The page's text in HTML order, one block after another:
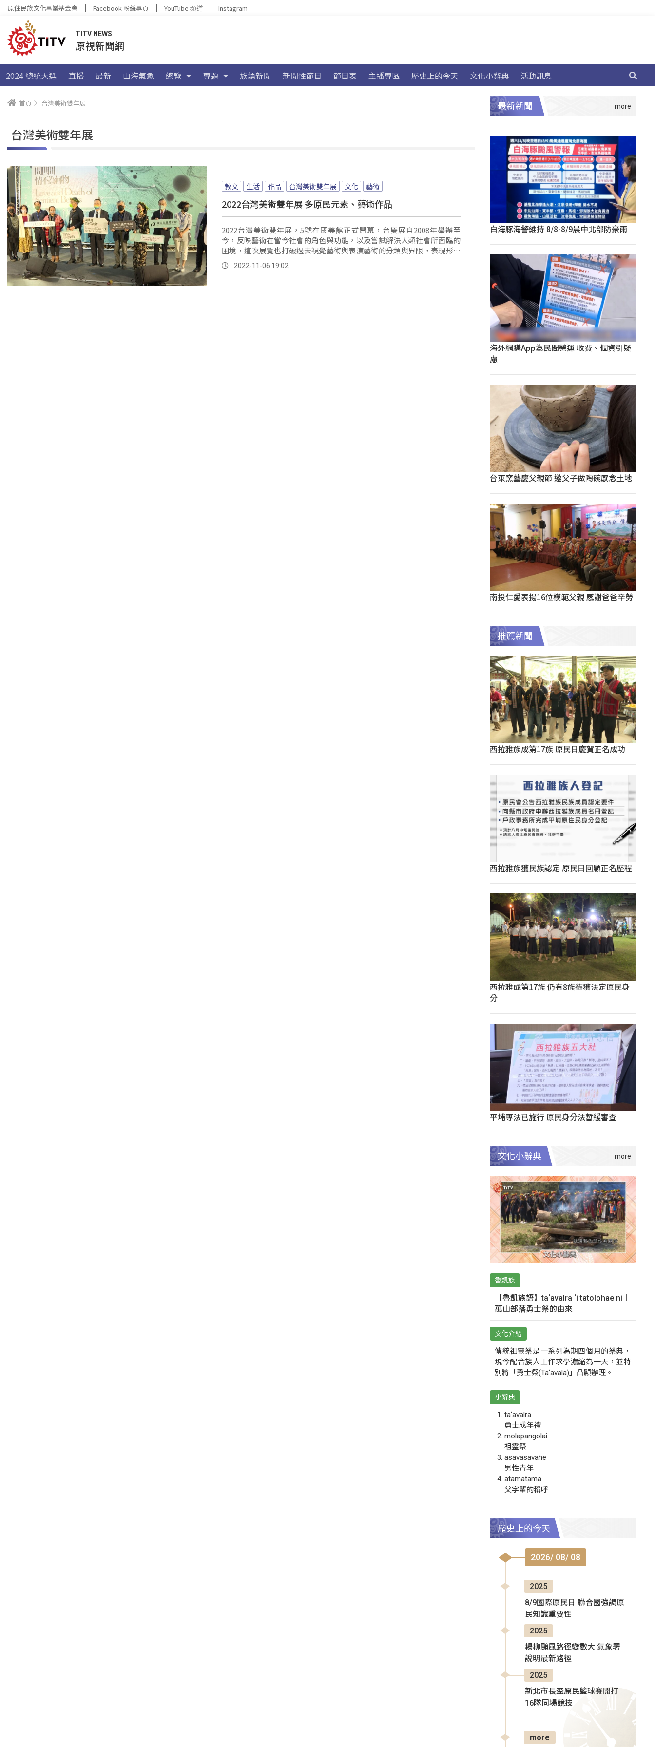
原住民族文化事業基金會 Facebook 粉絲專頁 YouTube 頻道 Instagram
TITV NEWS
原視新聞網
2024 總統大選 直播 最新 山海氣象 總覽 專題 族語新聞 新聞性節目 節目表 主播專區 歷史上的今天 文化小辭典 活動訊息
首頁 台灣美術雙年展
台灣美術雙年展
教文 生活 作品 台灣美術雙年展 文化 藝術
2022台灣美術雙年展 多原民元素、藝術作品
2022台灣美術雙年展，5號在國美館正式開幕，台雙展自2008年舉辦至
今，反映藝術在當今社會的角色與功能，以及嘗試解決人類社會所面臨的
困境，這次展覽也打破過去視覺藝術與表演藝術的分類與界限，表現形式
與藝術類型更豐富，拓展藝術現有的領域，而今年更是原民藝術作品和元
素參與展出最多的一次，更體現出原住民藝術家與台灣藝術史的緊密關
2022-11-06 19:02
最新新聞
白海豚海警維持 8/8-8/9晨中北部防豪雨
海外網購App為民間營運 收費、個資引疑
慮
台東窯藝慶父親節 邀父子做陶碗感念土地
南投仁愛表揚16位模範父親 感謝爸爸辛勞
推薦新聞
西拉雅族成第17族 原民日慶賀正名成功
西拉雅族獲民族認定 原民日回顧正名歷程
西拉雅成第17族 仍有8族待獲法定原民身
分
平埔專法已施行 原民身分法暫緩審查
文化小辭典
魯凱族
【魯凱族語】ta‘avalra ‘i tatolohae ni｜
萬山部落勇士祭的由來
文化介紹
傳統祖靈祭是一系列為期四個月的祭典，
現今配合族人工作求學濃縮為一天，並特
別將「勇士祭(Ta‘avala)」凸顯辦理。
小辭典
ta‘avalra
勇士成年禮
molapangolai
祖靈祭
asavasavahe
男性青年
atamatama
父字輩的稱呼
歷史上的今天
2026/ 08/ 08
2025
8/9國際原民日 聯合國強調原
民知識重要性
2025
楊柳颱風路徑變數大 氣象署
說明最新路徑
2025
新北市長盃原民籃球賽開打
16隊同場競技
more